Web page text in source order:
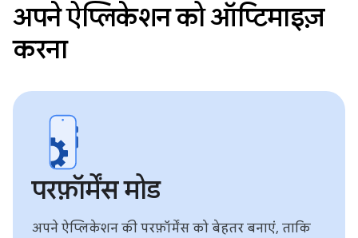
अपने ऐप्लिकेशन को ऑप्टिमाइज़
करना
परफ़ॉर्मेंस मोड
अपने ऐप्लिकेशन की परफ़ॉर्मेंस को बेहतर बनाएं, ताकि